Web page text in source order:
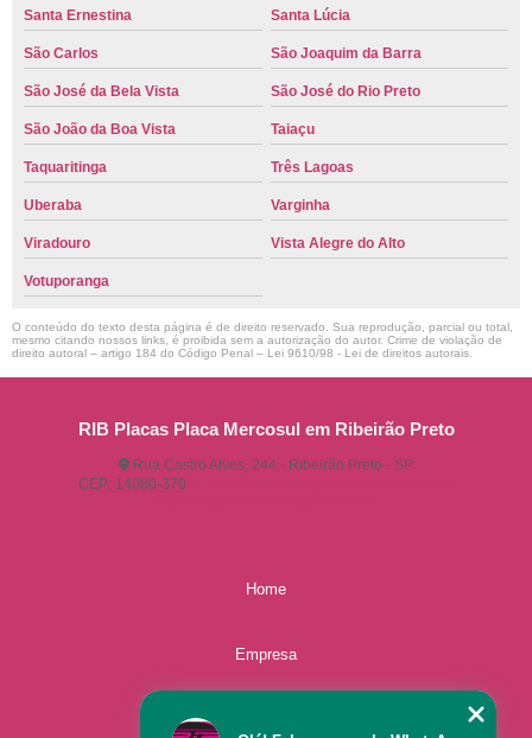
Santa Ernestina Santa Lúcia
São Carlos São Joaquim da Barra
São José da Bela Vista São José do Rio Preto
São João da Boa Vista Taiaçu
Taquaritinga Três Lagoas
Uberaba Varginha
Viradouro Vista Alegre do Alto
Votuporanga
O conteúdo do texto desta página é de direito reservado. Sua reprodução, parcial ou total,
mesmo citando nossos links, é proibida sem a autorização do autor. Crime de violação de
direito autoral – artigo 184 do Código Penal – Lei 9610/98 - Lei de direitos autorais
RIB Placas Placa Mercosul em Ribeirão Preto
Rua Castro Alves, 244 - Ribeirão Preto - SP
CEP: 14080-370
Home
Empresa